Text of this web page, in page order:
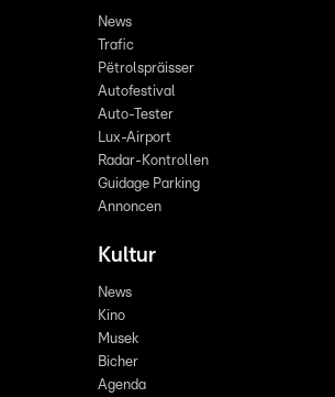
News
Trafic
Pëtrolspräisser
Autofestival
Auto-Tester
Lux-Airport
Radar-Kontrollen
Guidage Parking
Annoncen
Kultur
News
Kino
Musek
Bicher
Agenda